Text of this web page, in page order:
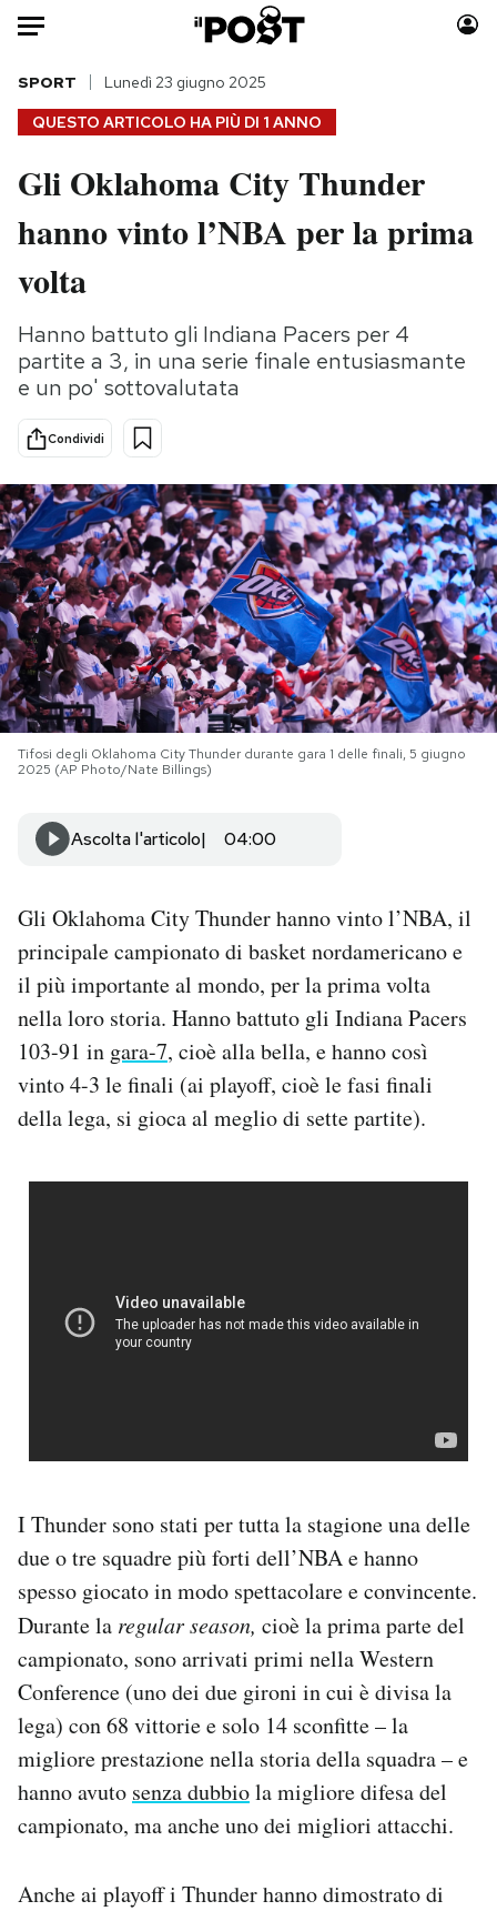
Auto
HOME
Italia
Politica
Tecnologia
Scienza
Cultura
Sport
Moda
Consumismi
Media
PODCAST
NEWSLETTER
I MIEI PREFERITI
SHOP
CALENDARIO
AREA PERSONALE
Area Personale
Newsletter
Notifiche mobile
Regala il Post
Hai bisogno di aiuto?
Esci
QUESTO ARTICOLO HA PIÙ DI 1 ANNO
SPORT Lunedì 23 giugno 2025
Gli Oklahoma City Thunder
hanno vinto l’NBA per la prima
volta
Hanno battuto gli Indiana Pacers per 4
partite a 3, in una serie finale entusiasmante
e un po' sottovalutata
Condividi
Tifosi degli Oklahoma City Thunder durante gara 1 delle finali, 5 giugno
2025 (AP Photo/Nate Billings)
Ascolta l'articolo 04:00
Gli Oklahoma City Thunder hanno vinto l’NBA, il
principale campionato di basket nordamericano e
il più importante al mondo, per la prima volta
nella loro storia. Hanno battuto gli Indiana Pacers
103-91 in gara-7, cioè alla bella, e hanno così
vinto 4-3 le finali (ai playoff, cioè le fasi finali
della lega, si gioca al meglio di sette partite).
I Thunder sono stati per tutta la stagione una delle
due o tre squadre più forti dell’NBA e hanno
spesso giocato in modo spettacolare e convincente.
Durante la regular season, cioè la prima parte del
campionato, sono arrivati primi nella Western
Conference (uno dei due gironi in cui è divisa la
lega) con 68 vittorie e solo 14 sconfitte – la
migliore prestazione nella storia della squadra – e
hanno avuto senza dubbiola migliore difesa del
campionato, ma anche uno dei migliori attacchi.
Anche ai playoff i Thunder hanno dimostrato di